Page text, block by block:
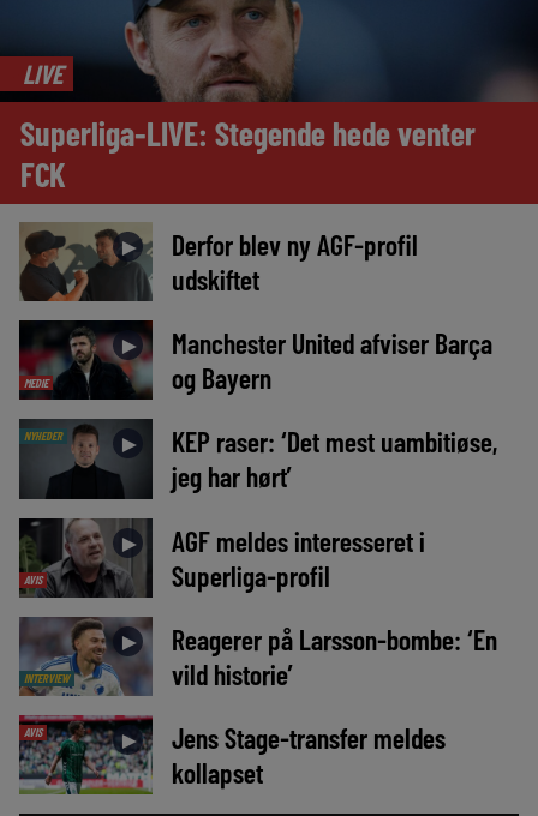
LIVE
Superliga-LIVE: Stegende hede venter
FCK
►
Derfor blev ny AGF-profil
udskiftet
MEDIE
►
Manchester United afviser Barça
og Bayern
NYHEDER ►
KEP raser: ‘Det mest uambitiøse,
jeg har hørt’
AVIS
►
AGF meldes interesseret i
Superliga-profil
INTERVIEW
►
Reagerer på Larsson-bombe: ‘En
vild historie’
AVIS ►
Jens Stage-transfer meldes
kollapset